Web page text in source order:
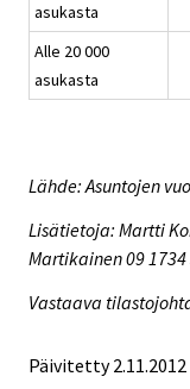
asukasta
Alle 20 000
asukasta
Lähde: Asuntojen
Lisätietoja: Martti
Martikainen 09 1734
Vastaava
Päivitetty 2.11.2012